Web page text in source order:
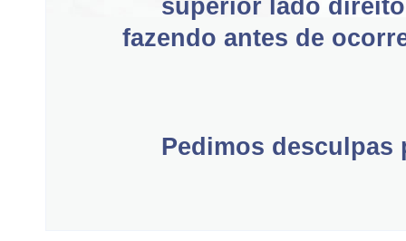
superior lado
fazendo antes de
Pedimos